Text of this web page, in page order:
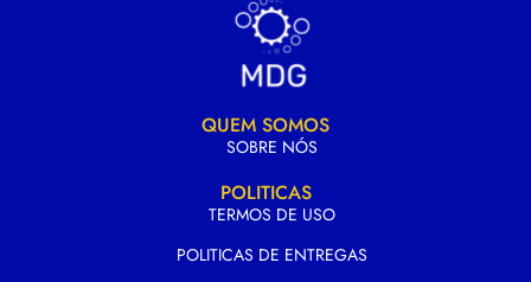
QUEM SOMOS
SOBRE NÓS
POLITICAS
TERMOS DE USO
POLITICAS DE ENTREGAS